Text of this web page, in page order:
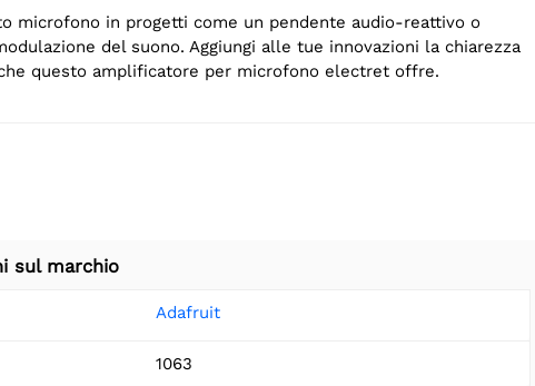
microfono in progetti come un pendente audio-reattivo o
del suono. Aggiungi alle tue innovazioni la chiarezza
questo amplificatore per microfono electret offre.
sul marchio
Adafruit
1063